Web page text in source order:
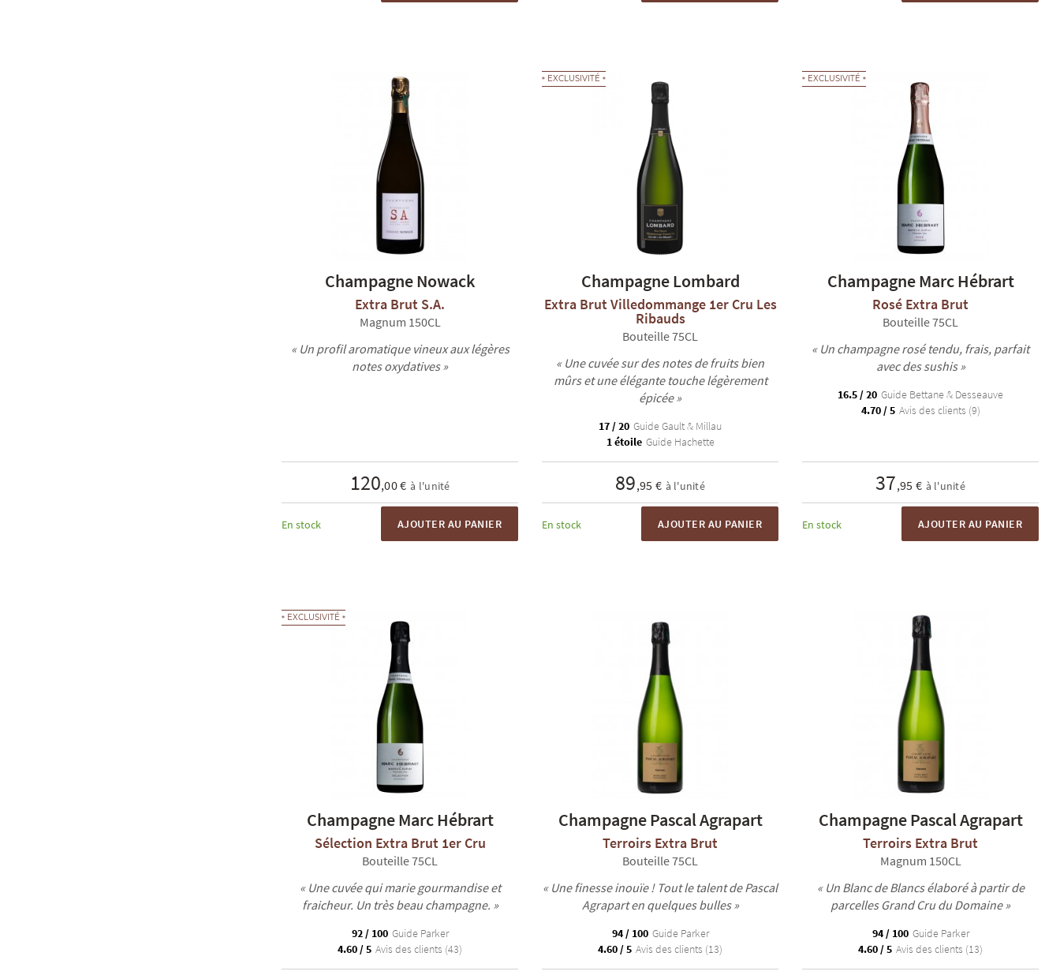
Champagne Nowack
Extra Brut S.A.
Magnum 150CL
« Un profil aromatique vineux aux légères
notes oxydatives »
120,00 € à l'unité
En stock AJOUTER AU PANIER
EXCLUSIVITÉ
Champagne Lombard
Extra Brut Villedommange 1er Cru Les
Ribauds
Bouteille 75CL
« Une cuvée sur des notes de fruits bien
mûrs et une élégante touche légèrement
épicée »
17 / 20 Guide Gault & Millau
1 étoile Guide Hachette
89,95 € à l'unité
En stock AJOUTER AU PANIER
EXCLUSIVITÉ
Champagne Marc Hébrart
Rosé Extra Brut
Bouteille 75CL
« Un champagne rosé tendu, frais, parfait
avec des sushis »
16.5 / 20 Guide Bettane & Desseauve
4.70 / 5 Avis des clients (9)
37,95 € à l'unité
En stock AJOUTER AU PANIER
EXCLUSIVITÉ
Champagne Marc Hébrart
Sélection Extra Brut 1er Cru
Bouteille 75CL
« Une cuvée qui marie gourmandise et
fraicheur. Un très beau champagne. »
92 / 100 Guide Parker
4.60 / 5 Avis des clients (43)
Champagne Pascal Agrapart
Terroirs Extra Brut
Bouteille 75CL
« Une finesse inouïe ! Tout le talent de Pascal
Agrapart en quelques bulles »
94 / 100 Guide Parker
4.60 / 5 Avis des clients (13)
Champagne Pascal Agrapart
Terroirs Extra Brut
Magnum 150CL
« Un Blanc de Blancs élaboré à partir de
parcelles Grand Cru du Domaine »
94 / 100 Guide Parker
4.60 / 5 Avis des clients (13)